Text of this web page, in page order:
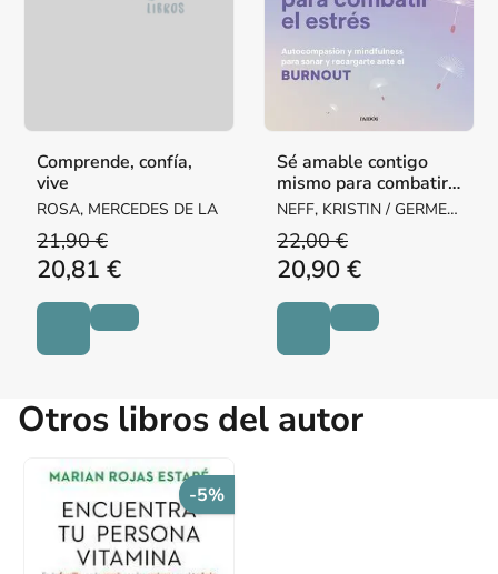
Comprende, confía,
vive
ROSA, MERCEDES DE LA
21,90 €
20,81 €
Sé amable contigo
mismo para combatir
el estrés
NEFF, KRISTIN / GERMER,
CHRISTOPHER K.
22,00 €
20,90 €
Otros libros del autor
-5%